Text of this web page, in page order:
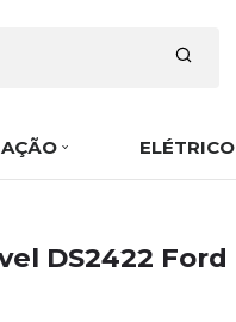
ELÉTRICO
DS2422